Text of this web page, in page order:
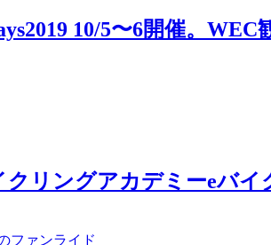
10/5〜6開催。
クリングアカデミーeバ